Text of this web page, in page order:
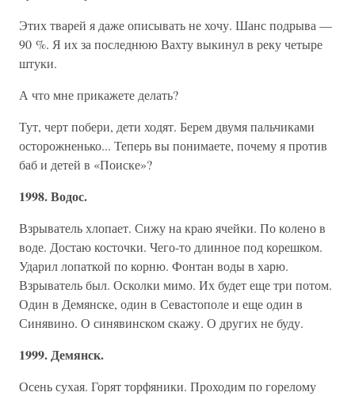
Этих тварей я даже описывать не хочу. Шанс подрыва —
90 %. Я их за последнюю Вахту выкинул в реку четыре
штуки.
А что мне прикажете делать?
Тут, черт побери, дети ходят. Берем двумя пальчиками
осторожненько... Теперь вы понимаете, почему я против
баб и детей в «Поиске»?
1998. Водос.
Взрыватель хлопает. Сижу на краю ячейки. По колено в
воде. Достаю косточки. Чего-то длинное под корешком.
Ударил лопаткой по корню. Фонтан воды в харю.
Взрыватель был. Осколки мимо. Их будет еще три потом.
Один в Демянске, один в Севастополе и еще один в
Синявино. О синявинском скажу. О других не буду.
1999. Демянск.
Осень сухая. Горят торфяники. Проходим по горелому